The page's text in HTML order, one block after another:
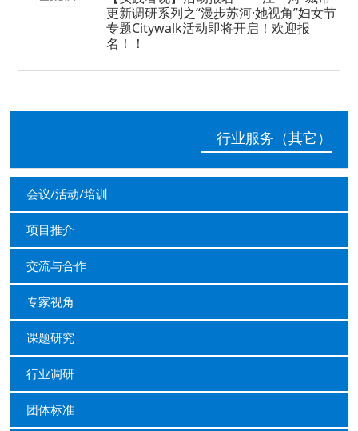
更新调研系列之“漫步苏河·她视角”妇女节
专题Citywalk活动即将开启！欢迎报
名！！
行业服务（其它）
会议/活动/培训
项目推介
交流与合作
专家视角
课题研究
行业调研
团体标准